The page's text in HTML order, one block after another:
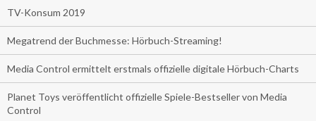
TV-Konsum 2019
Megatrend der Buchmesse: Hörbuch-Streaming!
Media Control ermittelt erstmals offizielle digitale Hörbuch-Charts
Planet Toys veröffentlicht offizielle Spiele-Bestseller von Media
Control